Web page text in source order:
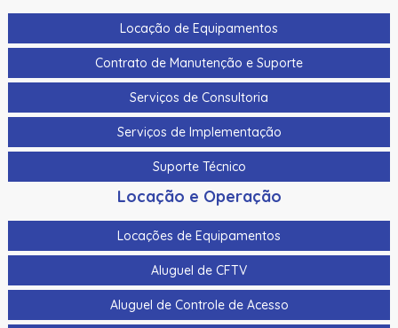
Locação de Equipamentos
Contrato de Manutenção e Suporte
Serviços de Consultoria
Serviços de Implementação
Suporte Técnico
Locação e Operação
Locações de Equipamentos
Aluguel de CFTV
Aluguel de Controle de Acesso